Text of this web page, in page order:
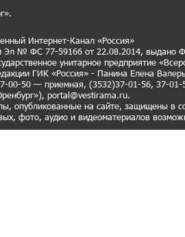
Интернет-Канал «Россия»
Эл № ФС 77-59166 от 22.08.2014, выдано
унитарное предприятие
ГИК «Россия» - Панина Елена
00-50 — приемная, (3532)37-01-56, 37-
portal@vestirama.ru.
опубликованные на сайте, защищены в
фото, аудио и видеоматериалов